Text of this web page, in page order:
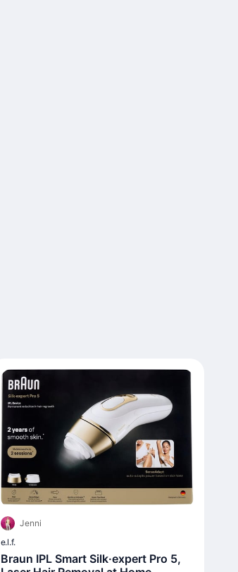
Jenni
e.l.f.
Braun IPL Smart Silk·expert Pro 5,